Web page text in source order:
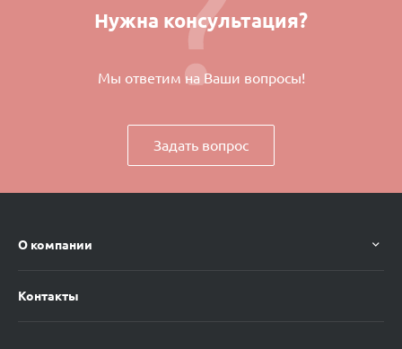
Нужна консультация?
Мы ответим на Ваши вопросы!
Задать вопрос
О компании
Контакты